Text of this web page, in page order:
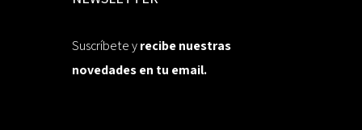
Suscríbete yrecibe nuestras
novedades en tu email.